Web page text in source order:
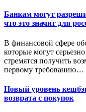
Банкам могут
что это значит для
В финансовой сфере
которые могут
стремятся получить
первому требованию…
Новый уровень
возврата с покупок